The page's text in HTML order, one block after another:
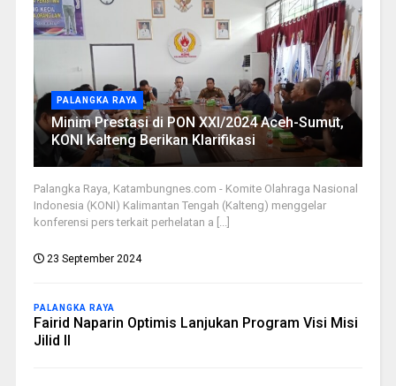
PALANGKA RAYA
Minim Prestasi di PON XXI/2024 Aceh-Sumut,
KONI Kalteng Berikan Klarifikasi
Palangka Raya, Katambungnes.com - Komite Olahraga Nasional
Indonesia (KONI) Kalimantan Tengah (Kalteng) menggelar
konferensi pers terkait perhelatan a [...]
23 September 2024
PALANGKA RAYA
Fairid Naparin Optimis Lanjukan Program Visi Misi
Jilid II